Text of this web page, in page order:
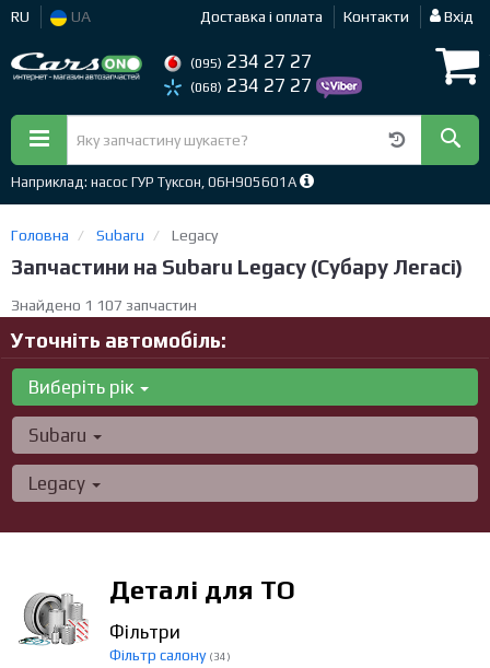
RU UA Доставка і оплата Контакти Вхід
(095) 234 27 27
(068) 234 27 27
Наприклад: насос ГУР Туксон, 06H905601A
Головна Subaru Legacy
Запчастини на Subaru Legacy (Субару Легасі)
Знайдено 1 107 запчастин
Уточніть автомобіль:
Виберіть рік
Subaru
Legacy
Деталі для ТО
Фільтри
Фільтр салону (34)